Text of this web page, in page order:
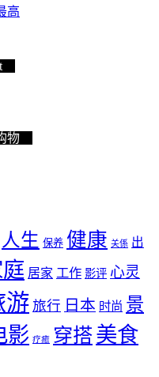
高
物
人生 保养 健康 关係 出
居家 工作 影评 心灵
游 旅行 日本 时尚 景
影 疗癒 穿搭美食